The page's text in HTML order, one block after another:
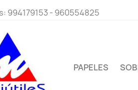
994179153 - 960554825
PAPELES